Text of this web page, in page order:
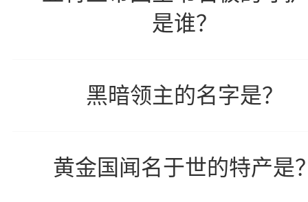
是谁？
黑暗领主的名字是？
黄金国闻名于世的特产是